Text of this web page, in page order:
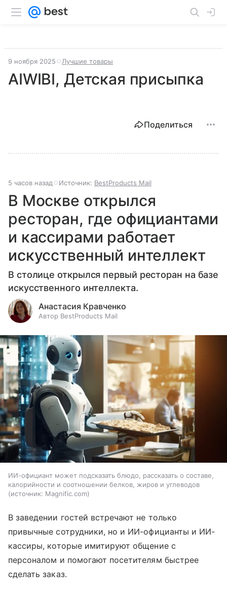
9 ноября 2025 Лучшие товары
AIWIBI, Детская присыпка
Поделиться
5 часов назад Источник: BestProducts Mail
В Москве открылся
ресторан, где официантами
и кассирами работает
искусственный интеллект
В столице открылся первый ресторан на базе
искусственного интеллекта.
Анастасия Кравченко
Автор BestProducts Mail
ИИ-официант может подсказать блюдо, рассказать о составе,
калорийности и соотношении белков, жиров и углеводов
источник: Magnific.com
В заведении гостей встречают не только
привычные сотрудники, но и ИИ-официанты и ИИ-
кассиры, которые имитируют общение с
персоналом и помогают посетителям быстрее
сделать заказ.